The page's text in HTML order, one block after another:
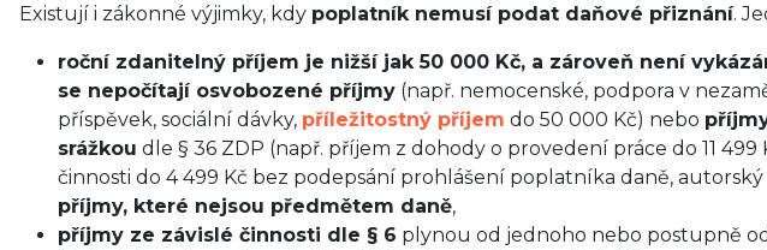
Existují i zákonné výjimky, kdy poplatník nemusí podat daňové přiznání.
roční zdanitelný příjem je nižší jak 50 000 Kč, a zároveň není
se nepočítají osvobozené příjmy (např. nemocenské, podpora v
příspěvek, sociální dávky, příležitostný příjem do 50 000 Kč) nebo
srážkou dle § 36 ZDP (např. příjem z dohody o provedení práce do 11
činnosti do 4 499 Kč bez podepsání prohlášení poplatníka daně, autorský
příjmy, které nejsou předmětem daně,
příjmy ze závislé činnosti dle § 6 plynou od jednoho nebo postupně